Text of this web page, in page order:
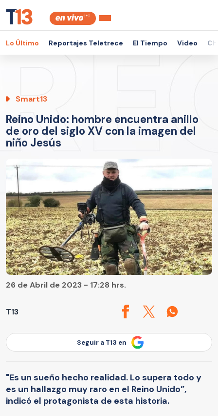
Lo Último Reportajes Teletrece El Tiempo Video
Smart13
Reino Unido: hombre encuentra anillo
de oro del siglo XV con la imagen del
niño Jesús
T13
26 de Abril de 2023 - 17:28 hrs.
Seguir a T13 en
"Es un sueño hecho realidad. Lo supera todo y
es un hallazgo muy raro en el Reino Unido”,
indicó el protagonista de esta historia.